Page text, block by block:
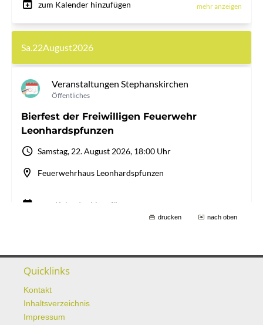
drucken nach oben
Quicklinks
Kontakt
Inhaltsverzeichnis
Impressum